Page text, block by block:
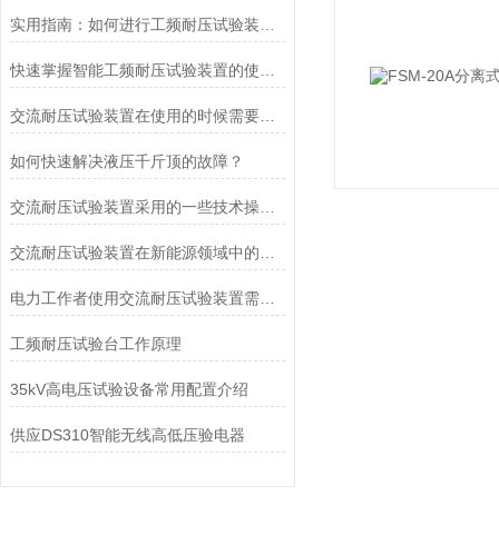
交流耐压试验装置在使用的时候需要注意哪些事项？
如何快速解决液压千斤顶的故障？
交流耐压试验装置采用的一些技术操作分享
电力工作者使用交流耐压试验装置需注意的事项
工频耐压试验台工作原理
35kV高电压试验设备常用配置介绍
供应DS310智能无线高低压验电器